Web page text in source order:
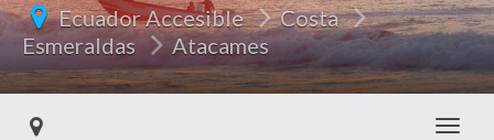
Ecuador Accesible
Costa
Esmeraldas
Atacames